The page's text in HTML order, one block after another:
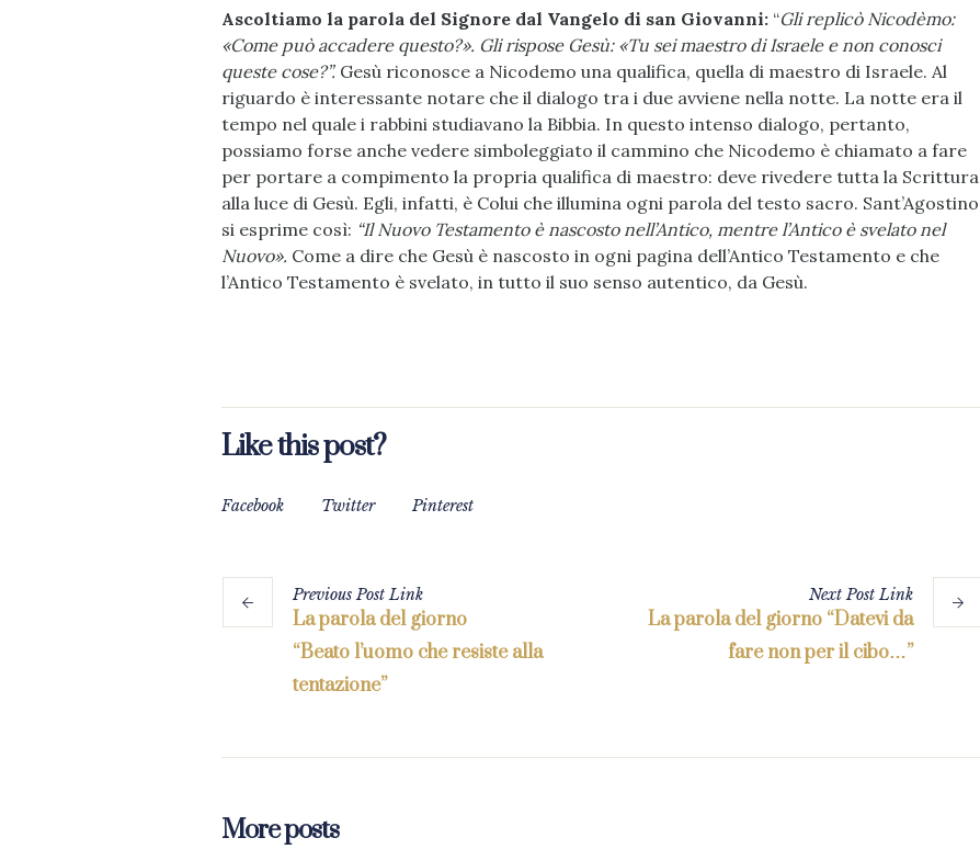
Ascoltiamo la parola del Signore dal Vangelo di san Giovanni:“Gli replicò Nicodèmo:
«Come può accadere questo?». Gli rispose Gesù: «Tu sei maestro di Israele e non conosci
queste cose?”.Gesù riconosce a Nicodemo una qualifica, quella di maestro di Israele. Al
riguardo è interessante notare che il dialogo tra i due avviene nella notte. La notte era il
tempo nel quale i rabbini studiavano la Bibbia. In questo intenso dialogo, pertanto,
possiamo forse anche vedere simboleggiato il cammino che Nicodemo è chiamato a fare
per portare a compimento la propria qualifica di maestro: deve rivedere tutta la Scrittura
alla luce di Gesù. Egli, infatti, è Colui che illumina ogni parola del testo sacro. Sant’Agostino
si esprime così: “Il Nuovo Testamento è nascosto nell’Antico, mentre l’Antico è svelato nel
Nuovo». Come a dire che Gesù è nascosto in ogni pagina dell’Antico Testamento e che
l’Antico Testamento è svelato, in tutto il suo senso autentico, da Gesù.
Like this post?
Facebook Twitter Pinterest
PreviousPostLink
La parola del giorno
“Beato l’uomo che resiste alla
tentazione”
NextPostLink
La parola del giorno “Datevi da
fare non per il cibo…”
More posts